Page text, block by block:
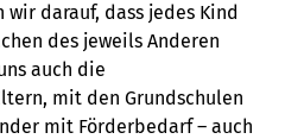
wir darauf, dass jedes Kind
des jeweils Anderen
auch die
mit den Grundschulen
mit Förderbedarf – auch